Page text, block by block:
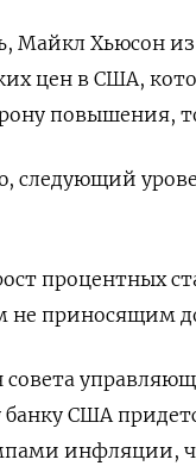
Майкл Хьюсон
цен в США,
повышения,
следующий
процентных
не приносящим
совета
США
инфляции,